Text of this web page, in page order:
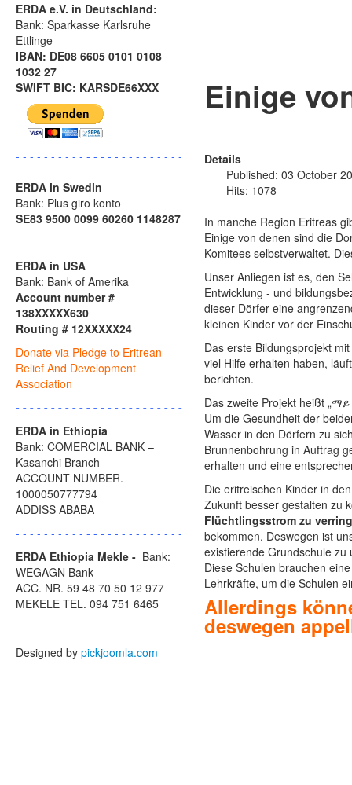
ERDA e.V. in Deutschland:
Bank: Sparkasse Karlsruhe
Ettlinge
IBAN: DE08 6605 0101 0108
1032 27
SWIFT BIC: KARSDE66XXX
- - - - - - - - - - - - - - - - - - - - - - - -
ERDA in Swedin
Bank: Plus giro konto
SE83 9500 0099 60260 1148287
- - - - - - - - - - - - - - - - - - - - - - - -
ERDA in USA
Bank: Bank of Amerika
Account number #
138XXXXX630
Routing # 12XXXXX24
Donate via Pledge to Eritrean
Relief And Development
Association
- - - - - - - - - - - - - - - - - - - - - - - -
ERDA in Ethiopia
Bank: COMERCIAL BANK –
Kasanchi Branch
ACCOUNT NUMBER.
1000050777794
ADDISS ABABA
- - - - - - - - - - - - - - - - - - - - - - - -
ERDA Ethiopia Mekle - Bank:
WEGAGN Bank
ACC. NR. 59 48 70 50 12 977
MEKELE TEL. 094 751 6465
Einige
Details
Published: 03 October
Hits: 1078
In manche Region Eritreas
Einige von denen sind die
Komitees selbstverwaltet.
Unser Anliegen ist es, den
Entwicklung - und
dieser Dörfer eine
kleinen Kinder vor der
Das erste Bildungsprojekt
viel Hilfe erhalten haben,
berichten.
Das zweite Projekt heißt
Um die Gesundheit der
Wasser in den Dörfern zu
Brunnenbohrung in Auftrag
erhalten und eine
Die eritreischen Kinder in
Zukunft besser gestalten zu
Flüchtlingsstrom zu
bekommen. Deswegen ist
existierende Grundschule
Diese Schulen brauchen
Lehrkräfte, um die Schulen
Allerdings
deswegen
Designed by pickjoomla.com